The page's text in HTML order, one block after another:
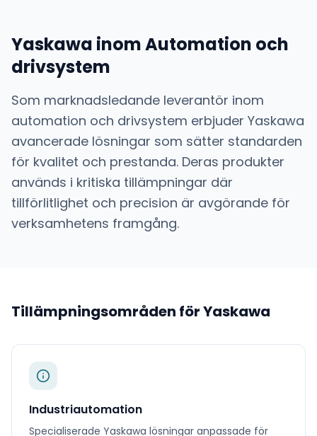
Yaskawa inomAutomation och
drivsystem
Som marknadsledande leverantör inom
automation och drivsystem erbjuder Yaskawa
avancerade lösningar som sätter standarden
för kvalitet och prestanda. Deras produkter
används i kritiska tillämpningar där
tillförlitlighet och precision är avgörande för
verksamhetens framgång.
Tillämpningsområden förYaskawa
Industriautomation
Specialiserade Yaskawa lösningar anpassade för